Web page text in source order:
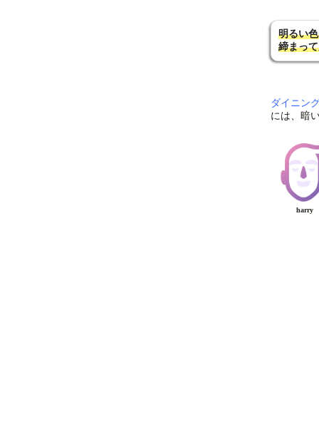
明るい
締まっ
ダイニン
には、暗
harry